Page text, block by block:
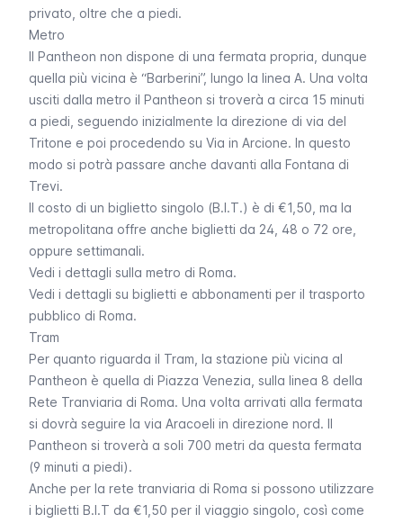
privato , oltre che a piedi.
Metro
Il Pantheon non dispone di una fermata propria, dunque
quella più vicina è “Barberini”, lungo la linea A. Una volta
usciti dalla metro il Pantheon si troverà a circa 15 minuti
a piedi, seguendo inizialmente la direzione di via del
Tritone e poi procedendo su Via in Arcione. In questo
modo si potrà passare anche davanti alla Fontana di
Trevi.
Il costo di un biglietto singolo (B.I.T.) è di €1,50, ma la
metropolitana offre anche biglietti da 24, 48 o 72 ore,
oppure settimanali.
Vedi i dettagli sulla metro di Roma.
Vedi i dettagli su biglietti e abbonamenti per il trasporto
pubblico di Roma.
Tram
Per quanto riguarda il Tram, la stazione più vicina al
Pantheon è quella di Piazza Venezia, sulla linea 8 della
Rete Tranviaria di Roma. Una volta arrivati alla fermata
si dovrà seguire la via Aracoeli in direzione nord. Il
Pantheon si troverà a soli 700 metri da questa fermata
(9 minuti a piedi).
Anche per la rete tranviaria di Roma si possono utilizzare
i biglietti B.I.T da €1,50 per il viaggio singolo, così come